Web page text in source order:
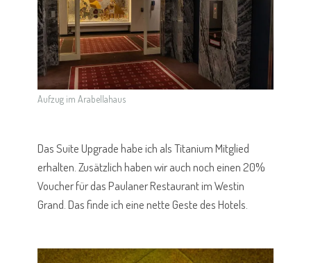
Aufzug im Arabellahaus
Das Suite Upgrade habe ich als Titanium Mitglied
erhalten. Zusätzlich haben wir auch noch einen 20%
Voucher für das Paulaner Restaurant im Westin
Grand. Das finde ich eine nette Geste des Hotels.